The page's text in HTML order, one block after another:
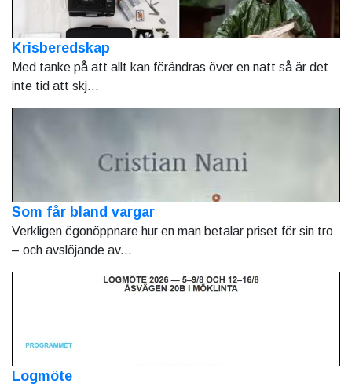
Krisberedskap
Med tanke på att allt kan förändras över en natt så är det
inte tid att skj...
Som får bland vargar
Verkligen ögonöppnare hur en man betalar priset för sin tro
– och avslöjande av...
Logmöte